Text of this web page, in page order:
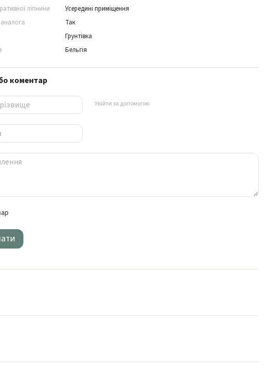
ліпнини
Усередині приміщення
Так
Грунтівка
Бельгія
коментар
Увійти за допомогою